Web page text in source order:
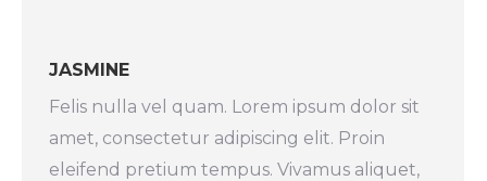
JASMINE
Felis nulla vel quam. Lorem ipsum dolor sit
amet, consectetur adipiscing elit. Proin
eleifend pretium tempus. Vivamus aliquet,